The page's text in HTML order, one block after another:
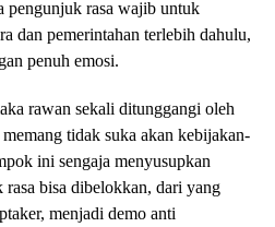
pengunjuk rasa wajib untuk
dan pemerintahan terlebih dahulu,
penuh emosi.
rawan sekali ditunggangi oleh
tidak suka akan kebijakan-
ini sengaja menyusupkan
bisa dibelokkan, dari yang
menjadi demo anti